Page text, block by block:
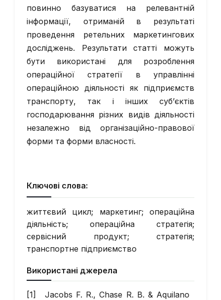
повинно базуватися на релевантній
інформації, отриманій в результаті
проведення ретельних маркетингових
досліджень. Результати статті можуть
бути використані для розроблення
операційної стратегії в управлінні
операційною діяльності як підприємств
транспорту, так і інших суб’єктів
господарювання різних видів діяльності
незалежно від організаційно-правової
форми та форми власності.
Ключові слова:
життєвий цикл; маркетинг; операційна
діяльність; операційна стратегія;
сервісний продукт; стратегія;
транспортне підприємство
Використані джерела
Jacobs F. R., Chase R. B. & Aquilano